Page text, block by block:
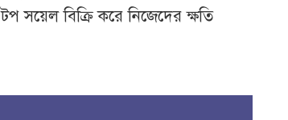
সয়েল বিক্রি করে নিজেদের ক্ষতি